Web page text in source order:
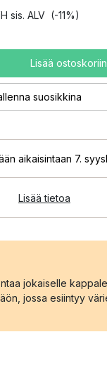
sis. ALV (-11%)
Lisää ostoskoriin
suosikkina
aikaisintaan 7.
Lisää tietoa
jokaiselle
jossa esiintyy